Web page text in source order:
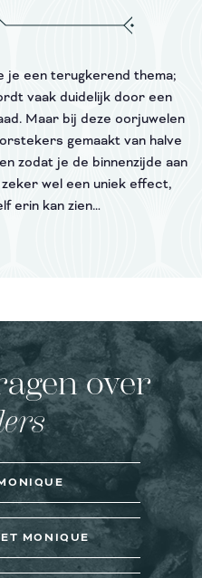
je een terugkerend thema;
vaak duidelijk door een
Maar bij deze oorjuwelen
gemaakt van halve
zodat je de binnenzijde aan
wel een uniek effect,
erin kan zien…
over
MONIQUE